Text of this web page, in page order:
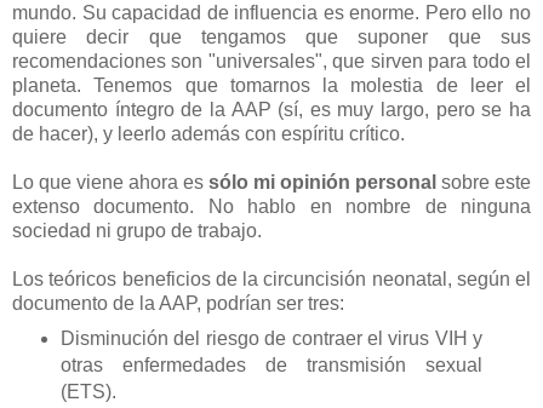
mundo. Su capacidad de influencia es enorme. Pero ello no
quiere decir que tengamos que suponer que sus
recomendaciones son "universales", que sirven para todo el
planeta. Tenemos que tomarnos la molestia de leer el
documento íntegro de la AAP (sí, es muy largo, pero se ha
de hacer), y leerlo además con espíritu crítico.
Lo que viene ahora es sólo mi opinión personal sobre este
extenso documento. No hablo en nombre de ninguna
sociedad ni grupo de trabajo.
Los teóricos beneficios de la circuncisión neonatal, según el
documento de la AAP, podrían ser tres:
Disminución del riesgo de contraer el virus VIH y
otras enfermedades de transmisión sexual
(ETS).